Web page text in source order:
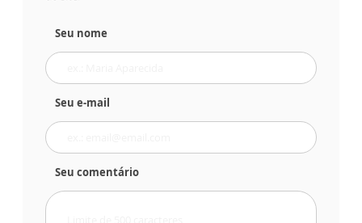
Seu nome
Seu e-mail
Seu comentário